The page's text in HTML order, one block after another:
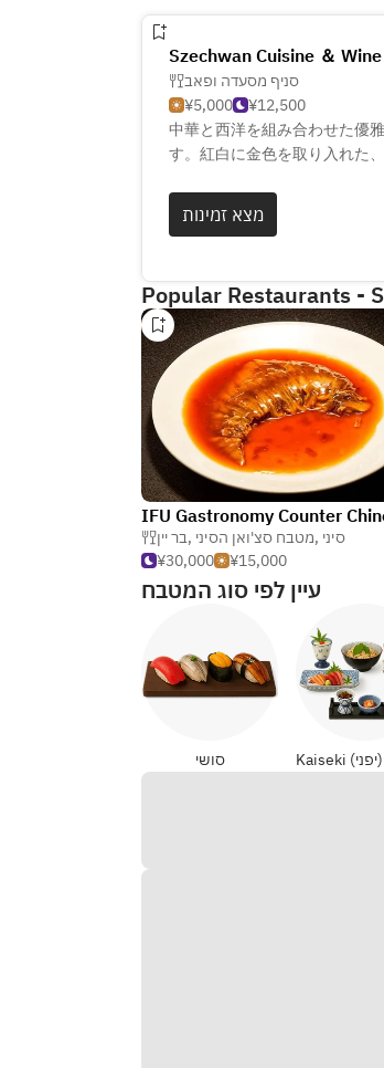
Szechwan Cuisine ＆
סניף מסעדה ופאב
¥5,000
¥12,500
中華と西洋を組み合わせた優
す。紅白に金色を取り入れた
ら市場に出向いて仕入れる上
を活かすように調理いたしま
מצא זמינות
Popular Restaurants -
סיני ,מטבח סצ'ואן הסיני ,בר יין
¥30,000
¥15,000
עיין לפי סוג המטבח
סושי